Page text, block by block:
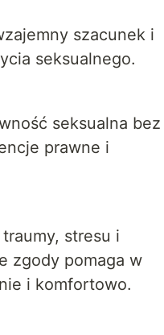
szacunek i
seksualnego.
seksualna bez
prawne i
stresu i
zgody pomaga w
i komfortowo.